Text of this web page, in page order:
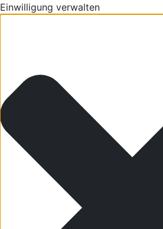
Einwilligung verwalten